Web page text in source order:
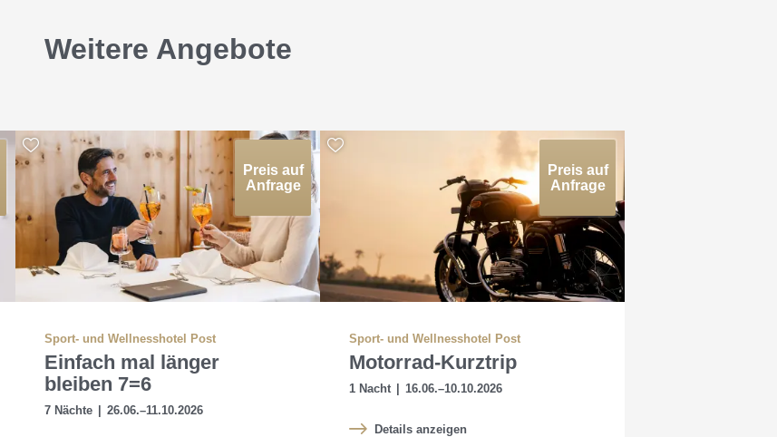
Weitere Angebote
Preis auf
Anfrage
Sport- und Wellnesshotel Post
Einfach mal länger
bleiben 7=6
7 Nächte | 26.06.–11.10.2026
Preis auf
Anfrage
Sport- und Wellnesshotel Post
Motorrad-Kurztrip
1 Nacht | 16.06.–10.10.2026
Details anzeigen